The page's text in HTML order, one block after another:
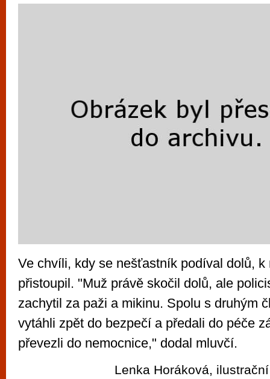
Ve chvíli, kdy se nešťastník podíval dolů, k
přistoupil. "Muž právě skočil dolů, ale
zachytil za paži a mikinu. Spolu s druhým
vytáhli zpět do bezpečí a předali do péče
převezli do nemocnice," dodal mluvčí.
Lenka Horáková,